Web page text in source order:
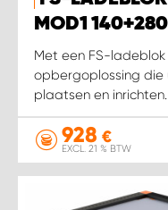
MOD1
Met een FS-
opbergoplossing die
plaatsen en inrichten.
928 €
EXCL. 21 % BTW
WORK SYSTEM
WORK SYSTEM LOPIK
WORK SYSTEM LOPIK GARAGE
WORK SYSTEM NIEUWEGEIN